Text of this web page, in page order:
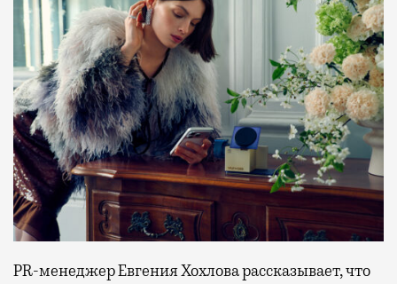
PR-менеджер Евгения Хохлова рассказывает, что